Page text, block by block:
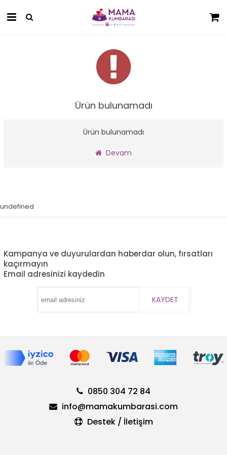
Ürün bulunamadı
Ürün bulunamadı
Devam
undefined
Kampanya ve duyurulardan haberdar olun, fırsatları
kaçırmayın
Email adresinizi kaydedin
KAYDET
0850 304 72 84
info@mamakumbarasi.com
Destek / İletişim